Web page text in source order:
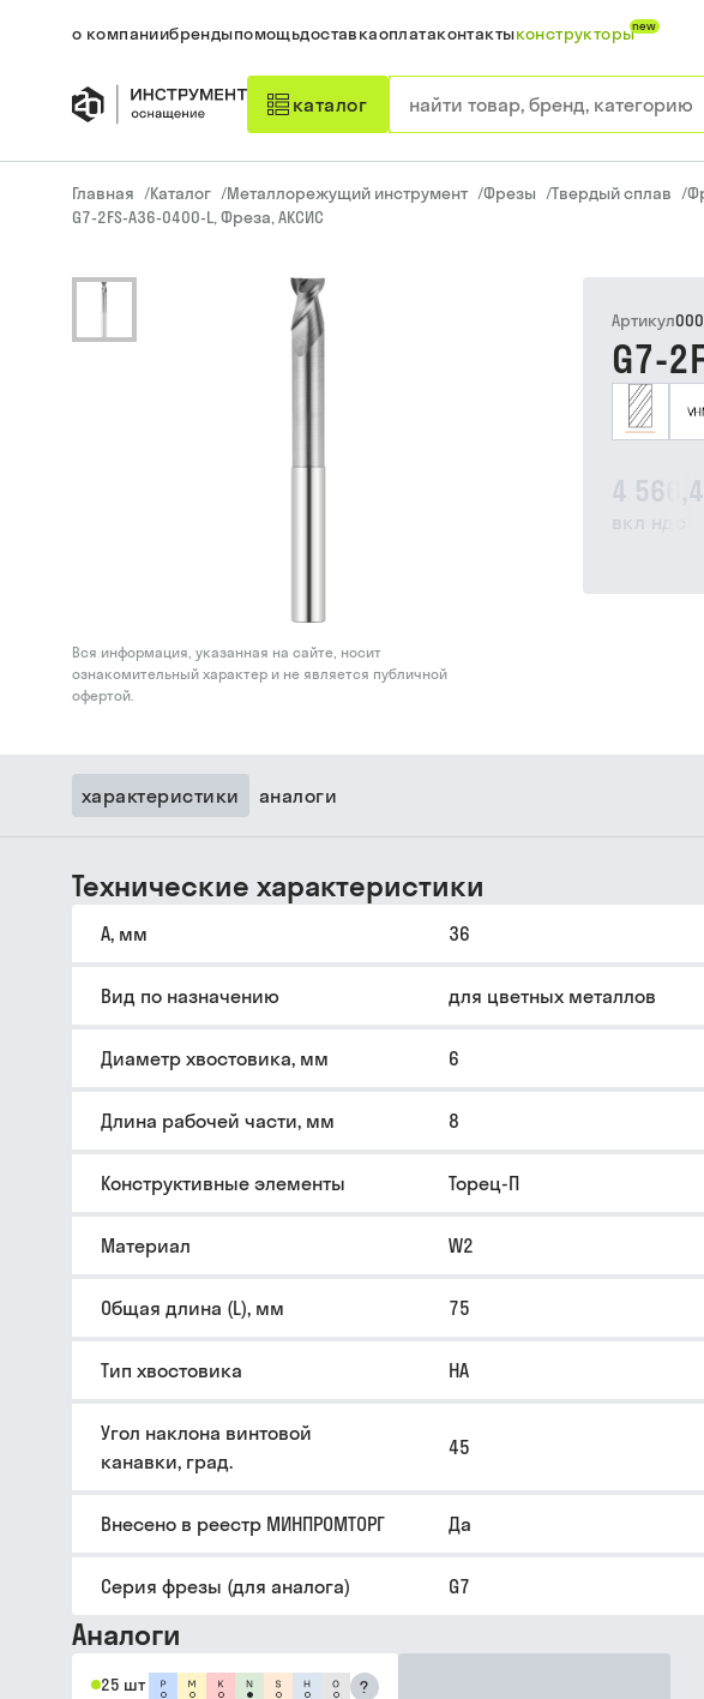
о компаниибрендыпомощьдоставкаоплатаконтактыконструкторыnew
каталог
Главная /Каталог /Металлорежущий инструмент /Фрезы /Твердый сплав /
G7-2FS-A36-0400-L, Фреза, АКСИС
Вся информация, указанная на сайте, носит
ознакомительный характер и не является публичной
офертой.
4
вкл ндс
Артикул
G7-
характеристики аналоги
Технические характеристики
A, мм 36
Вид по назначению для цветных металлов
Диаметр хвостовика, мм 6
Длина рабочей части, мм 8
Конструктивные элементы Торец-П
Материал W2
Общая длина (L), мм 75
Тип хвостовика HA
Угол наклона винтовой
канавки, град.
45
Внесено в реестр МИНПРОМТОРГ Да
Серия фрезы (для аналога) G7
Аналоги
25 шт ?